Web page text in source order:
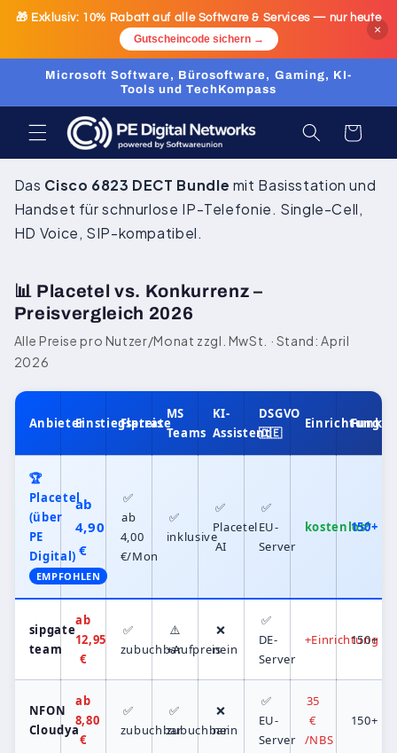
🎁 Exklusiv: 10% Rabattauf alle Software & Services — nur heute
Gutscheincode sichern →
×
directamente
Microsoft Software, Bürosoftware, Gaming, KI-
Tools und TechKompass
Carrito
Das Cisco 6823 DECT Bundle mit Basisstation und
Handset für schnurlose IP-Telefonie. Single-Cell,
HD Voice, SIP-kompatibel.
📊 Placetel vs. Konkurrenz –
Preisvergleich 2026
Alle Preise pro Nutzer/Monat zzgl. MwSt. · Stand: April
2026
AnbieterEinstiegspreis
Flatrate
MS
Teams
KI-
Assistent
DSGVO
🇩🇪
Einrichtung
🏆
Placetel
(über
PE
Digital)
EMPFOHLEN
ab
4,90
€
✅
ab
4,00
€/Mon
✅
inklusive
✅
Placetel
AI
✅
EU-
Server
kostenlos*
150+
sipgate
team
ab
12,95
€
✅
zubuchbar
⚠️
+Aufpreis
❌
nein
✅
DE-
Server
+Einrichtung
150+
NFON
Cloudya
ab
8,80
€
✅
zubuchbar
✅
zubuchbar
❌
nein
✅
EU-
Server
35
€
/NBS
150+